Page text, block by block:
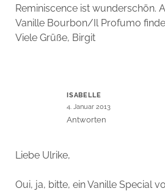
Reminiscence ist wunderschön.
Vanille Bourbon/Il Profumo
Viele Grüße, Birgit
ISABELLE
4. Januar 2013
Antworten
Liebe Ulrike,
Oui, ja, bitte, ein Vanille Special